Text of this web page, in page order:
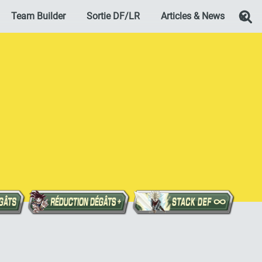
Team Builder Sortie DF/LR Articles & News